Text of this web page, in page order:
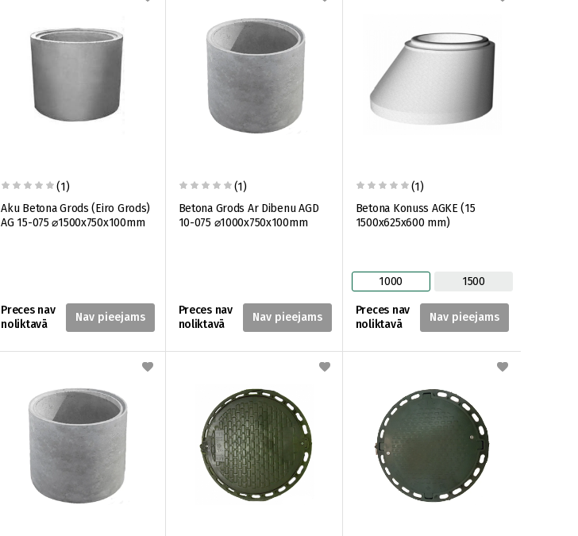
(1)
Aku Betona Grods (Eiro Grods)
AG 15-075 ⌀1500x750x100mm
Preces nav
noliktavā
(1)
Betona Grods Ar Dibenu AGD
10-075 ⌀1000x750x100mm
Preces nav
noliktavā
(1)
Betona Konuss AGKE (15
1500x625x600 mm)
1000 1500
Preces nav
noliktavā